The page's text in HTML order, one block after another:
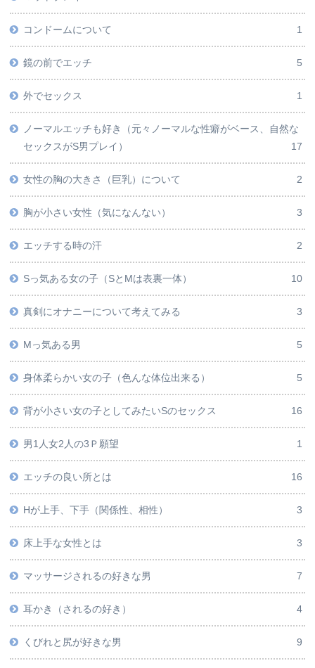
コンドームについて 1
鏡の前でエッチ 5
外でセックス 1
ノーマルエッチも好き（元々ノーマルな性癖がベース、自然な
セックスがS男プレイ）
17
女性の胸の大きさ（巨乳）について 2
胸が小さい女性（気になんない） 3
エッチする時の汗 2
Sっ気ある女の子（SとMは表裏一体） 10
真剣にオナニーについて考えてみる 3
Mっ気ある男 5
身体柔らかい女の子（色んな体位出来る） 5
背が小さい女の子としてみたいSのセックス 16
男1人女2人の3Ｐ願望 1
エッチの良い所とは 16
Hが上手、下手（関係性、相性） 3
床上手な女性とは 3
マッサージされるの好きな男 7
耳かき（されるの好き） 4
くびれと尻が好きな男 9